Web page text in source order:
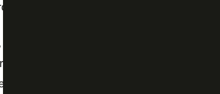
de fato uma sondagem que
esfriaram depois que o jogador deu
no Fortaleza. O meia trabalhou com